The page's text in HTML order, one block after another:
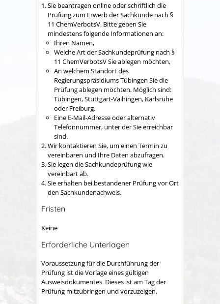
Sie beantragen online oder schriftlich die
Prüfung zum Erwerb der Sachkunde nach §
11 ChemVerbotsV. Bitte geben Sie
mindestens folgende Informationen an:
Ihren Namen,
Welche Art der Sachkundeprüfung nach §
11 ChemVerbotsV Sie ablegen möchten,
An welchem Standort des
Regierungspräsidiums Tübingen Sie die
Prüfung ablegen möchten. Möglich sind:
Tübingen, Stuttgart-Vaihingen, Karlsruhe
oder Freiburg.
Eine E-Mail-Adresse oder alternativ
Telefonnummer, unter der Sie erreichbar
sind.
Wir kontaktieren Sie, um einen Termin zu
vereinbaren und Ihre Daten abzufragen.
Sie legen die Sachkundeprüfung wie
vereinbart ab.
Sie erhalten bei bestandener Prüfung vor Ort
den Sachkundenachweis.
Fristen
Keine
Erforderliche Unterlagen
Voraussetzung für die Durchführung der
Prüfung ist die Vorlage eines gültigen
Ausweisdokumentes. Dieses ist am Tag der
Prüfung mitzubringen und vorzuzeigen.